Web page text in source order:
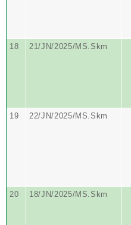
18
21/JN/2025/MS.Skm
19
22/JN/2025/MS.Skm
20
18/JN/2025/MS.Skm